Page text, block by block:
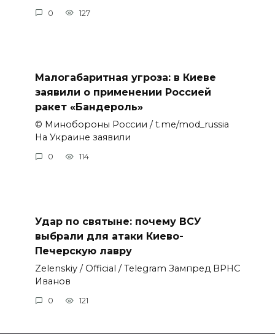
0 127
Малогабаритная угроза: в Киеве
заявили о применении Россией
ракет «Бандероль»
© Минобороны России / t.me/mod_russia
На Украине заявили
0 114
Удар по святыне: почему ВСУ
выбрали для атаки Киево-
Печерскую лавру
Zеlеnskiу / Оfficiаl / Telegram Зампред ВРНС
Иванов
0 121